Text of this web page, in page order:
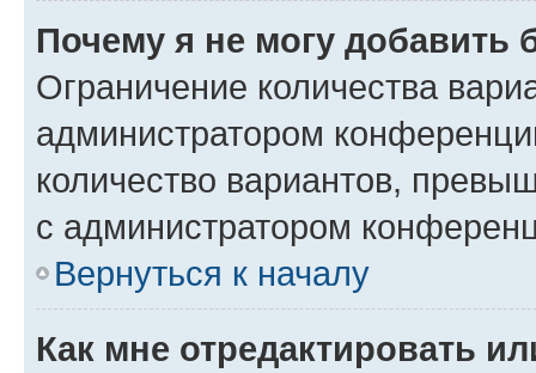
Почему я не могу добавить
Ограничение количества
администратором
количество вариантов,
с администратором
Вернуться к началу
Как мне отредактировать